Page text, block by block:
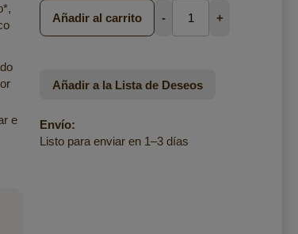
e
Añadir al carrito - +
Añadir a la Lista de Deseos
Envío:
Listo para enviar en 1–3 días